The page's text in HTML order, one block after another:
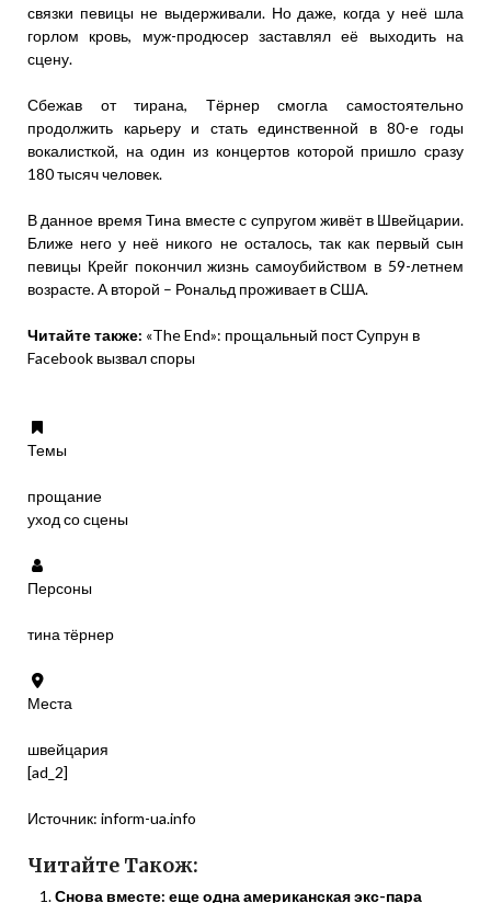
связки певицы не выдерживали. Но даже, когда у неё шла
горлом кровь, муж-продюсер заставлял её выходить на
сцену.
Сбежав от тирана, Тёрнер смогла самостоятельно
продолжить карьеру и стать единственной в 80-е годы
вокалисткой, на один из концертов которой пришло сразу
180 тысяч человек.
В данное время Тина вместе с супругом живёт в Швейцарии.
Ближе него у неё никого не осталось, так как первый сын
певицы Крейг покончил жизнь самоубийством в 59-летнем
возрасте. А второй – Рональд проживает в США.
Читайте также: «The End»: прощальный пост Супрун в
Facebook вызвал споры
Темы
прощание
уход со сцены
Персоны
тина тёрнер
Места
швейцария
[ad_2]
Источник: inform-ua.info
Читайте Також:
Снова вместе: еще одна американская экс-пара